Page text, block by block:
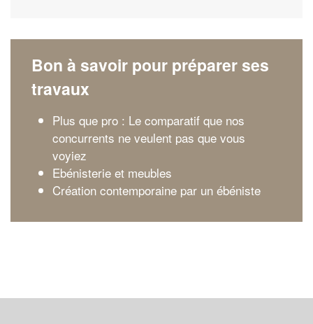
Bon à savoir pour préparer ses
travaux
Plus que pro : Le comparatif que nos
concurrents ne veulent pas que vous
voyiez
Ebénisterie et meubles
Création contemporaine par un ébéniste